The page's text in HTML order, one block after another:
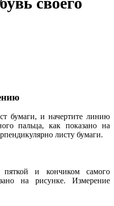
бумаги, и начертите линию
пальца, как показано на
листу бумаги.
пяткой и кончиком самого
на рисунке. Измерение